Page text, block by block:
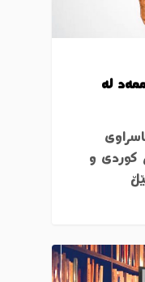
لە
کوردی و